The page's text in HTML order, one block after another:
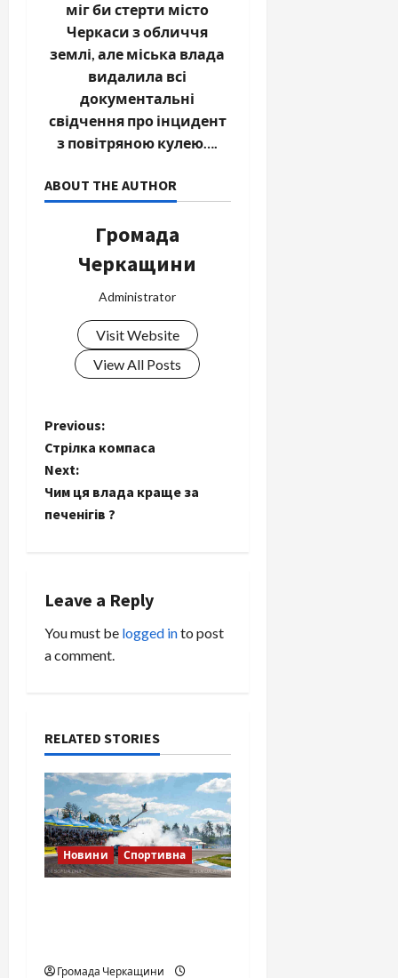
міг би стерти місто
Черкаси з обличчя
землі, але міська влада
видалила всі
документальні
свідчення про інцидент
з повітряною кулею….
ABOUT THE AUTHOR
Громада
Черкащини
Administrator
Visit Website
View All Posts
P
o
s
v
g
a
t
i
o
Previous:
Стрілка компаса
Next:
Чим ця влада краще за
печенігів ?
Leave a Reply
You must be logged into post
a comment.
RELATED STORIES
Новини Спортивна
Громада Черкащини